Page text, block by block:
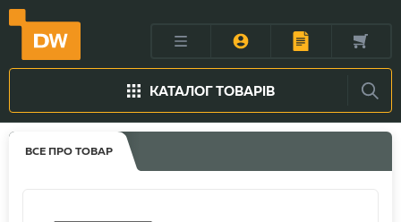
КАТАЛОГ ТОВАРІВ
ВСЕ ПРО ТОВАР